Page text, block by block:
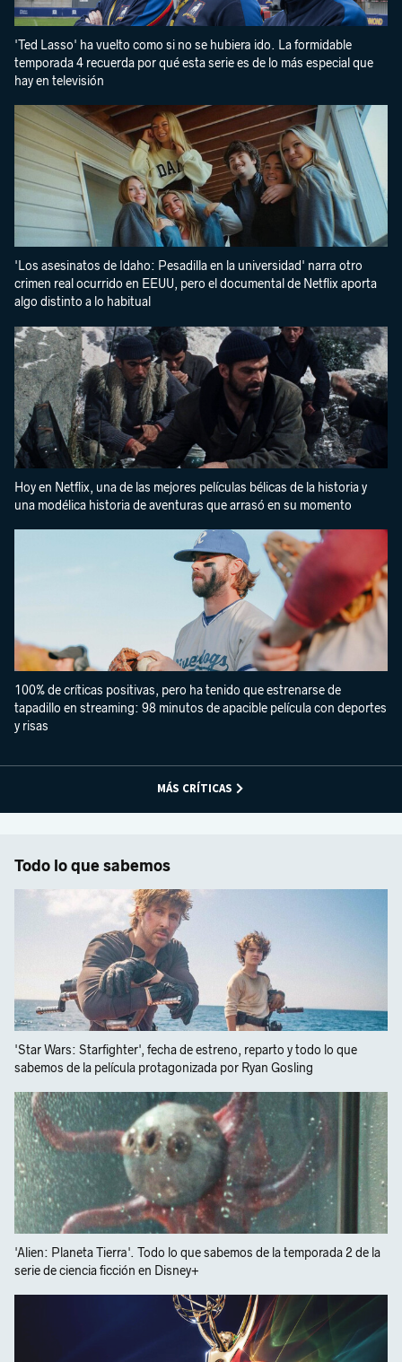
'Ted Lasso' ha vuelto como si no se hubiera ido. La formidable
temporada 4 recuerda por qué esta serie es de lo más especial que
hay en televisión
'Los asesinatos de Idaho: Pesadilla en la universidad' narra otro
crimen real ocurrido en EEUU, pero el documental de Netflix aporta
algo distinto a lo habitual
Hoy en Netflix, una de las mejores películas bélicas de la historia y
una modélica historia de aventuras que arrasó en su momento
100% de críticas positivas, pero ha tenido que estrenarse de
tapadillo en streaming: 98 minutos de apacible película con deportes
y risas
MÁS CRÍTICAS
Todo lo que sabemos
'Star Wars: Starfighter', fecha de estreno, reparto y todo lo que
sabemos de la película protagonizada por Ryan Gosling
'Alien: Planeta Tierra'. Todo lo que sabemos de la temporada 2 de la
serie de ciencia ficción en Disney+